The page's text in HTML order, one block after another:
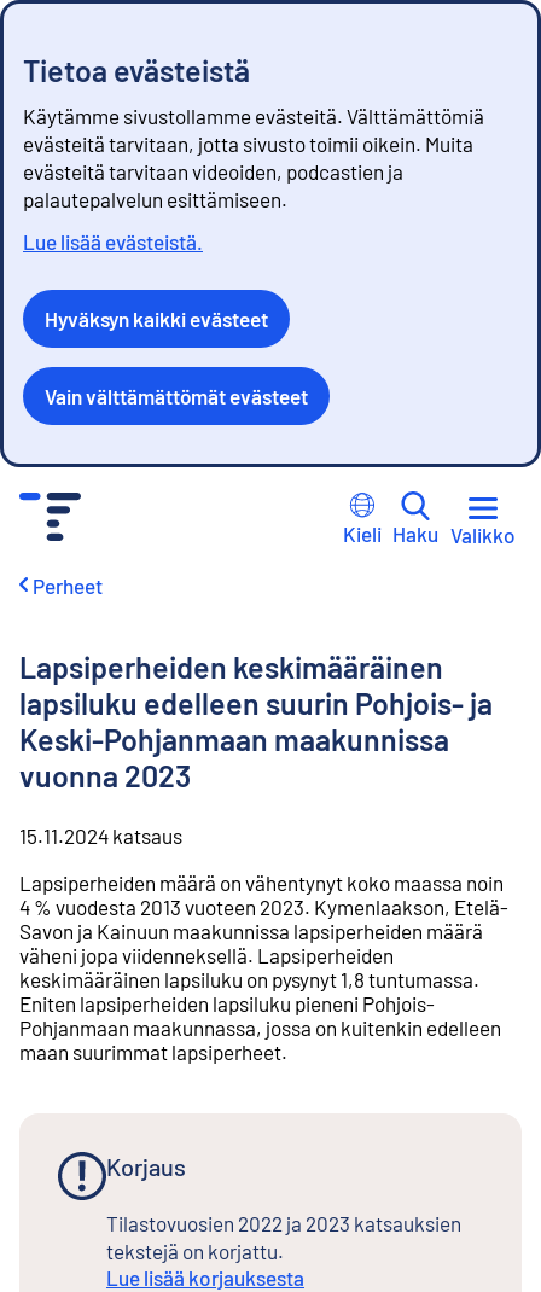
Tietoa evästeistä
Käytämme sivustollamme evästeitä. Välttämättömiä
evästeitä tarvitaan, jotta sivusto toimii oikein. Muita
evästeitä tarvitaan videoiden, podcastien ja
palautepalvelun esittämiseen.
Lue lisää evästeistä.
Hyväksyn kaikki evästeet
Vain välttämättömät evästeet
Kieli Haku Valikko
Perheet
Lapsiperheiden keskimääräinen
lapsiluku edelleen suurin Pohjois- ja
Keski-Pohjanmaan maakunnissa
vuonna 2023
15.11.2024 katsaus
Lapsiperheiden määrä on vähentynyt koko maassa noin
4 % vuodesta 2013 vuoteen 2023. Kymenlaakson, Etelä-
Savon ja Kainuun maakunnissa lapsiperheiden määrä
väheni jopa viidenneksellä. Lapsiperheiden
keskimääräinen lapsiluku on pysynyt 1,8 tuntumassa.
Eniten lapsiperheiden lapsiluku pieneni Pohjois-
Pohjanmaan maakunnassa, jossa on kuitenkin edelleen
maan suurimmat lapsiperheet.
Korjaus
Tilastovuosien 2022 ja 2023 katsauksien
tekstejä on korjattu.
Lue lisää korjauksesta